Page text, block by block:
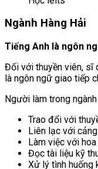
Ngành Hàng Hải
Tiếng Anh là ngôn
Đối với thuyền viên, sĩ
là ngôn ngữ giao tiếp
Người làm trong
Trao đổi với
Liên lạc với
Làm việc với
Đọc tài liệu kỹ
Xử lý tình huống